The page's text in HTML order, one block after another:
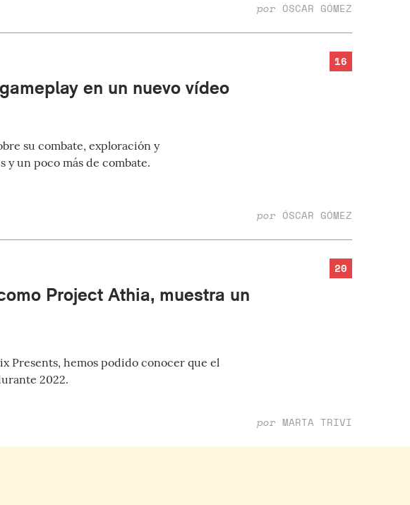
por ÓSCAR GÓMEZ
16
en un nuevo vídeo
su combate, exploración y
y un poco más de combate.
por ÓSCAR GÓMEZ
20
Project Athia, muestra un
Presents, hemos podido conocer que el
2022.
por MARTA TRIVI